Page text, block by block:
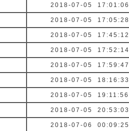
2018-07-05 17:01:06
2018-07-05 17:05:28
2018-07-05 17:45:12
2018-07-05 17:52:14
2018-07-05 17:59:47
2018-07-05 18:16:33
2018-07-05 19:11:56
2018-07-05 20:53:03
2018-07-06 00:09:25